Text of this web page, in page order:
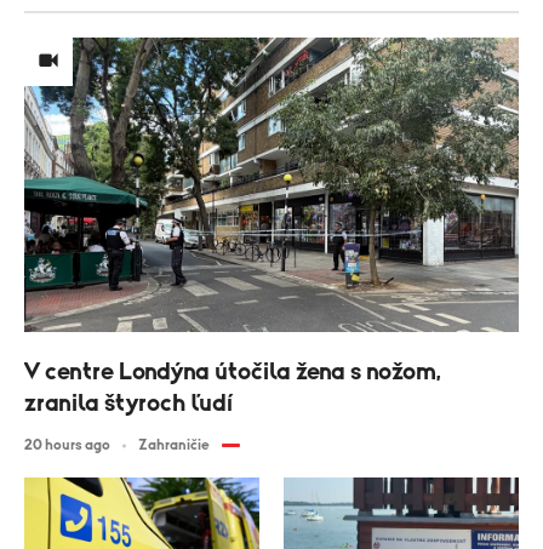
V centre Londýna útočila žena s nožom,
zranila štyroch ľudí
20 hours ago Zahraničie